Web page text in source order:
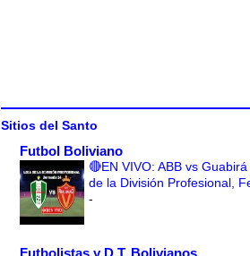
Sitios del Santo
Futbol Boliviano
🔴EN VIVO: ABB vs
de la División Profesional,
-
Futbolistas y D.T. Bolivianos